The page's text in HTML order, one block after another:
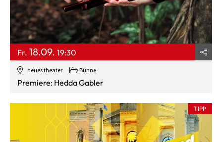
neues theater Bühne
Fr. 18.09. 19:30
Premiere: Hedda Gabler
TIPP